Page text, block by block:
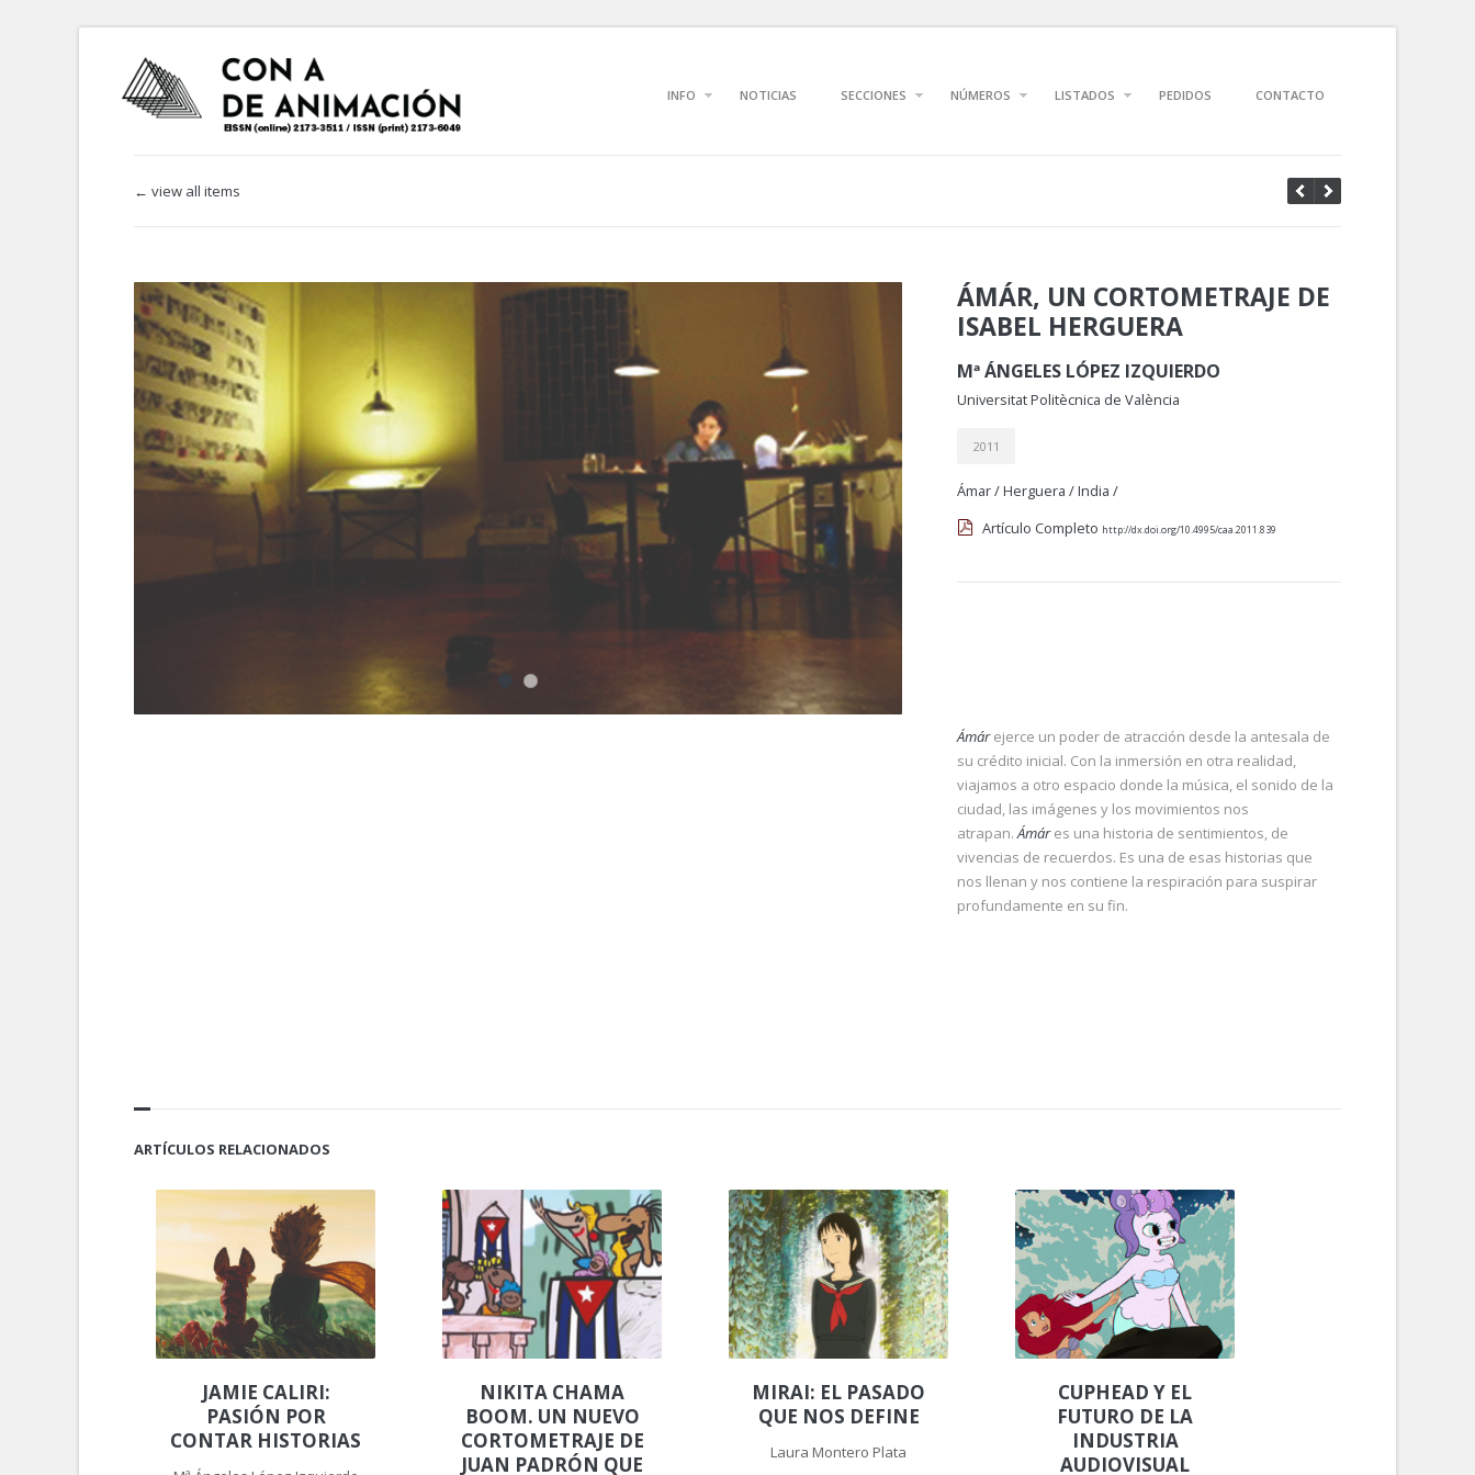
INFO NOTICIAS SECCIONES NÚMEROS LISTADOS PEDIDOS CONTACTO
← view all items
ÁMÁR, UN CORTOMETRAJE DE
ISABEL HERGUERA
Mª ÁNGELES LÓPEZ IZQUIERDO
Universitat Politècnica de València
2011
Ámar/Herguera /India /
Artículo Completo http://dx.doi.org/10.4995/caa.2011.839
Ámárejerce un poder de atracción desde la antesala de
su crédito inicial. Con la inmersión en otra realidad,
viajamos a otro espacio donde la música, el sonido de la
ciudad, las imágenes y los movimientos nos
atrapan.Ámáres una historia de sentimientos, de
vivencias de recuerdos. Es una de esas historias que
nos llenan y nos contiene la respiración para suspirar
profundamente en su fin.
ARTÍCULOS RELACIONADOS
JAMIE CALIRI:
PASIÓN POR
CONTAR HISTORIAS
NIKITA CHAMA
BOOM. UN NUEVO
CORTOMETRAJE DE
JUAN PADRÓN QUE
MIRAI: EL PASADO
QUE NOS DEFINE
Laura Montero Plata
CUPHEAD Y EL
FUTURO DE LA
INDUSTRIA
AUDIOVISUAL